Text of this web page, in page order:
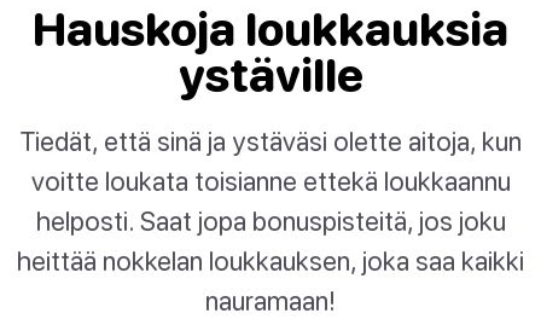
Hauskoja loukkauksia
ystäville
Tiedät, että sinä ja ystäväsi olette aitoja, kun
voitte loukata toisianne ettekä loukkaannu
helposti. Saat jopa bonuspisteitä, jos joku
heittää nokkelan loukkauksen, joka saa kaikki
nauramaan!